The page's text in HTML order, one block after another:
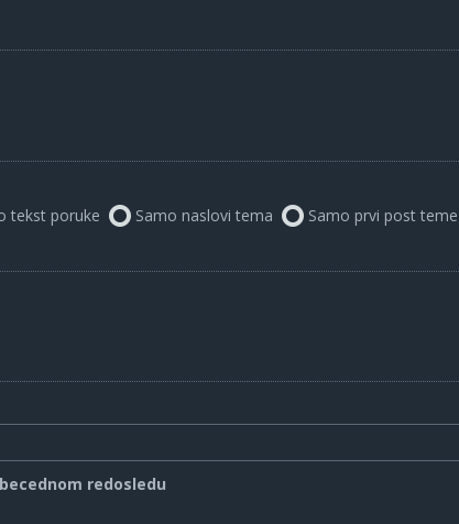
tekst poruke Samo naslovi tema Samo prvi post teme
redosledu